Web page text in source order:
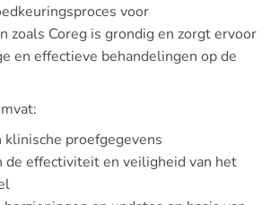
voor
zoals Coreg is grondig en zorgt ervoor
en effectieve behandelingen op de
klinische proefgegevens
de effectiviteit en veiligheid van het